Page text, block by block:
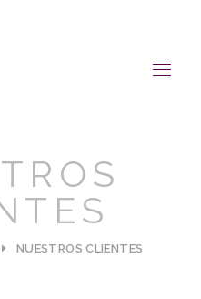
NUESTROS CLIENTES